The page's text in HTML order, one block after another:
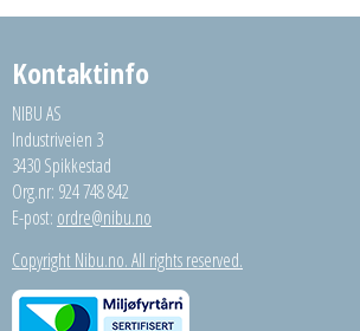
Kontaktinfo
NIBU AS
Industriveien 3
3430 Spikkestad
Org.nr: 924 748 842
E-post: ordre@nibu.no
Copyright Nibu.no. All rights reserved.